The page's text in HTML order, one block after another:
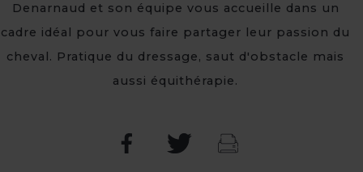
Denarnaud et son équipe vous accueille dans un
cadre idéal pour vous faire partager leur passion du
cheval. Pratique du dressage, saut d'obstacle mais
aussi équithérapie.